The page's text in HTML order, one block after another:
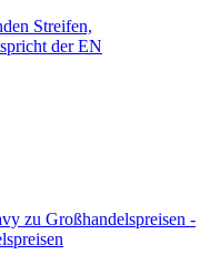
Streifen,
der EN